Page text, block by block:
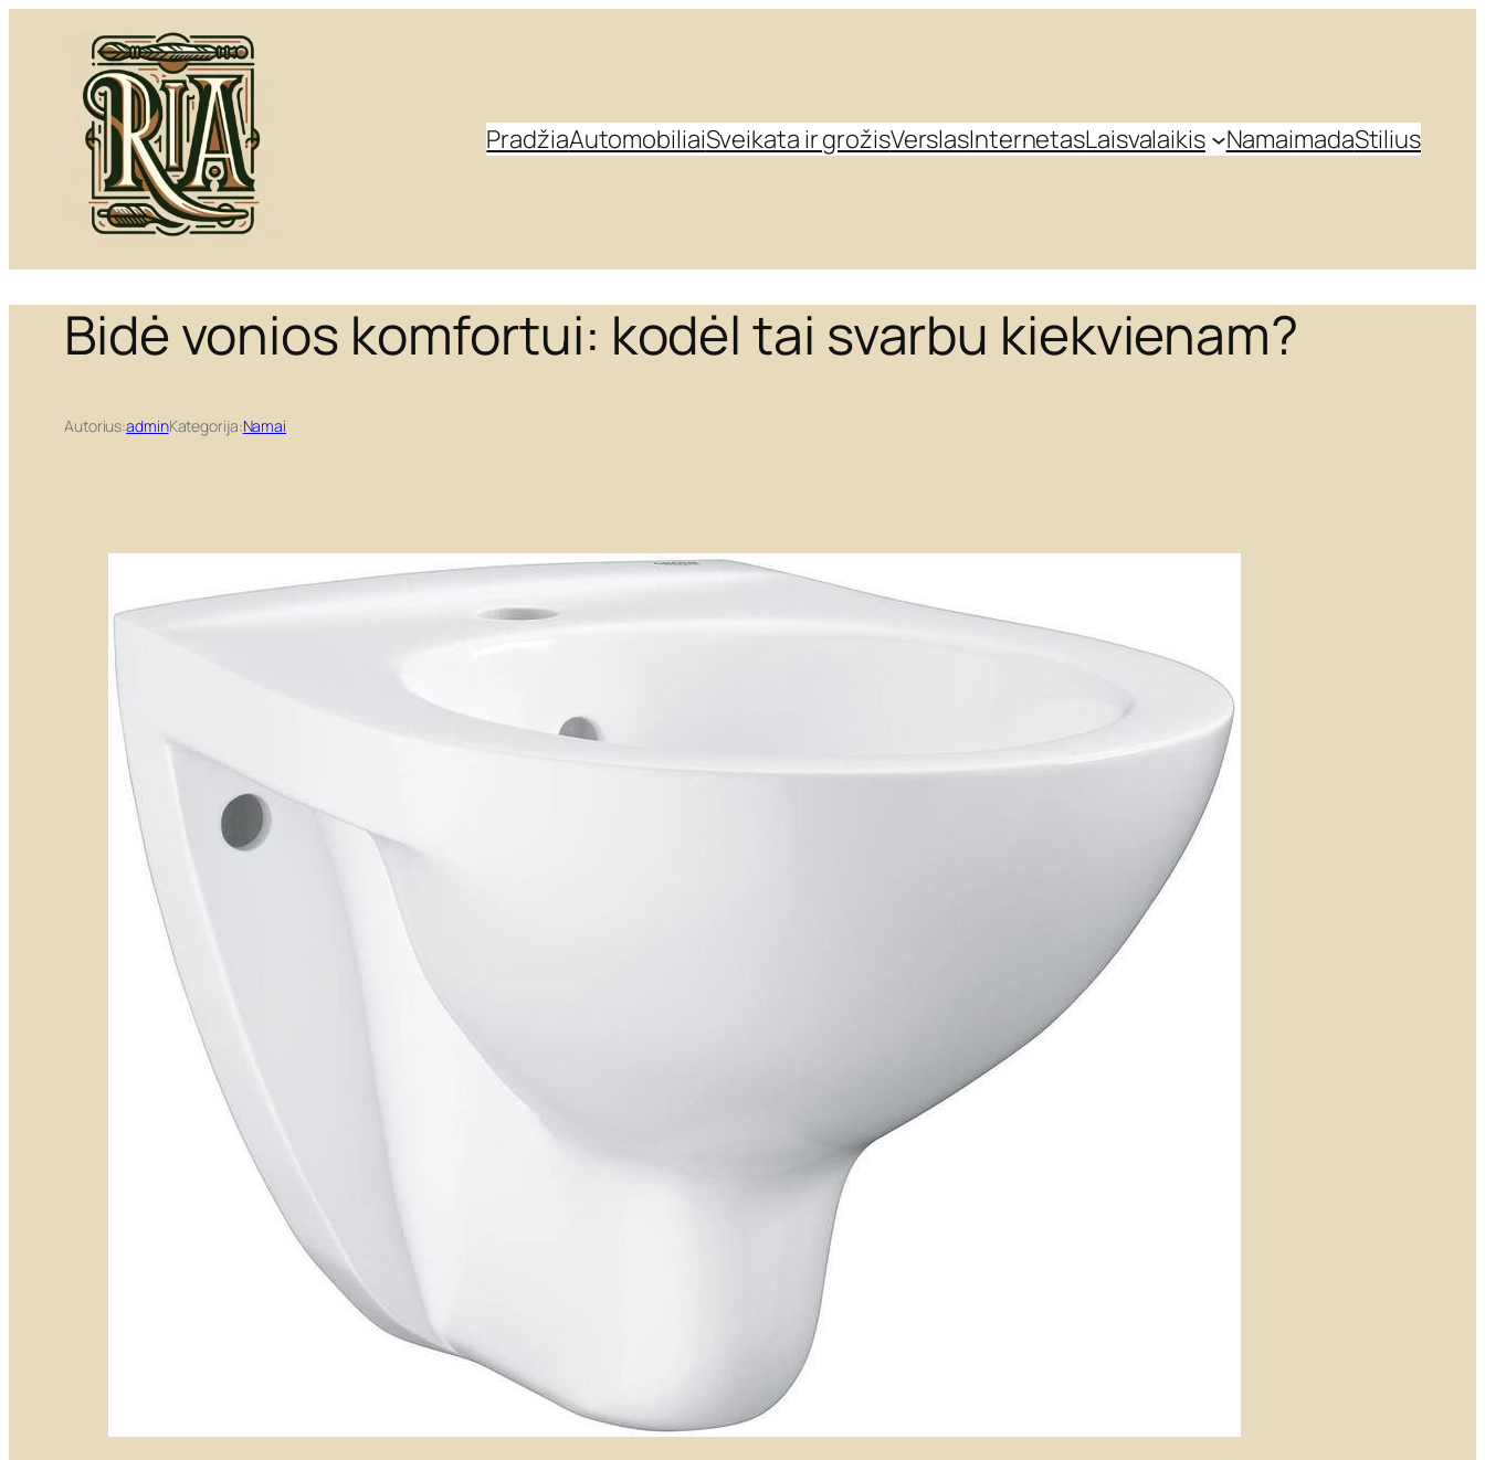
PradžiaAutomobiliaiSveikata ir grožisVerslasInternetasLaisvalaikis NamaimadaStilius
Bidė vonios komfortui: kodėl tai svarbu kiekvienam?
Autorius:adminKategorija:Namai